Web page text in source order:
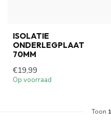
ISOLATIE
ONDERLEGPLAAT
70MM
€19,99
Op voorraad
Toon 1